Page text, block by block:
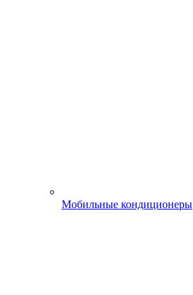
Мобильные кондиционеры